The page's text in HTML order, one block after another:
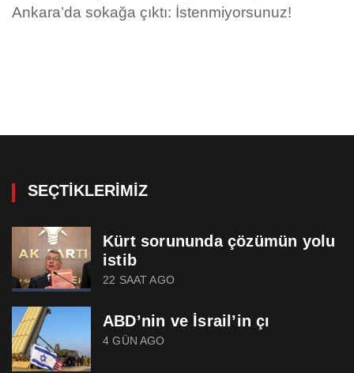
Ankara’da sokağa çıktı: İstenmiyorsunuz!
SEÇTIKLERIMIZ
Kürt sorununda çözümün yolu
istib
22 SAAT AGO
ABD’nin ve İsrail’in çı
4 GÜN AGO